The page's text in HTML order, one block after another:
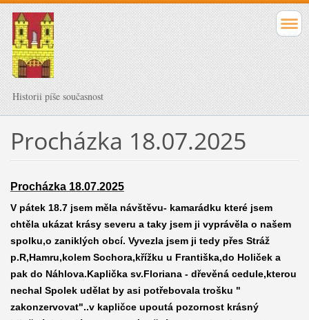
Historii píše současnost
Procházka 18.07.2025
Procházka 18.07.2025
V pátek 18.7 jsem měla návštěvu- kamarádku které jsem
chtěla ukázat krásy severu a taky jsem ji vyprávěla o našem
spolku,o zaniklých obcí. Vyvezla jsem ji tedy přes Stráž
p.R,Hamru,kolem Sochora,křížku u Františka,do Holiček a
pak do Náhlova.Kaplička sv.Floriana - dřevěná cedule,kterou
nechal Spolek udělat by asi potřebovala trošku "
zakonzervovat"..v kapličce upoutá pozornost krásný